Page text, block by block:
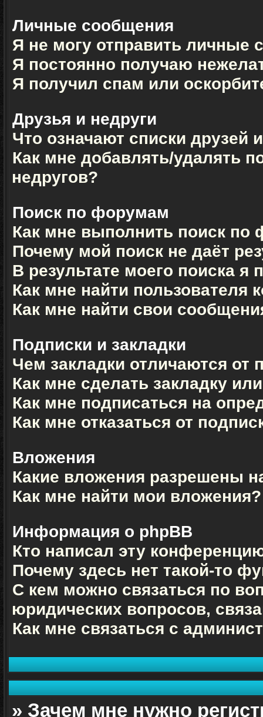
Личные сообщения
Я не могу отправить личные
Я постоянно получаю
Я получил спам или
Друзья и недруги
Что означают списки друзей
Как мне добавлять/удалять
недругов?
Поиск по форумам
Как мне выполнить поиск
Почему мой поиск не даёт
В результате моего поиска я
Как мне найти пользователя
Как мне найти свои
Подписки и закладки
Чем закладки отличаются от
Как мне сделать закладку
Как мне подписаться на
Как мне отказаться от
Вложения
Какие вложения разрешены
Как мне найти мои вложения?
Информация о phpBB
Кто написал эту
Почему здесь нет такой-то
С кем можно связаться по
юридических вопросов,
Как мне связаться с
» Зачем мне нужно